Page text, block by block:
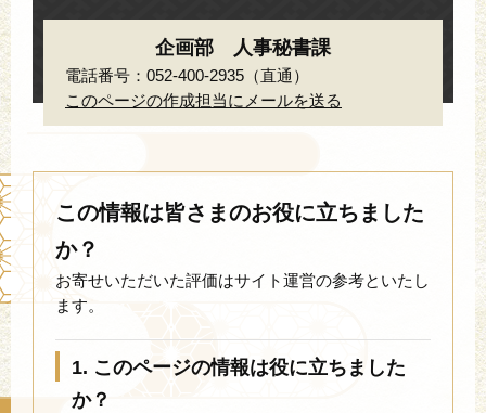
企画部 人事秘書課
電話番号：052-400-2935（直通）
このページの作成担当にメールを送る
この情報は皆さまのお役に立ちました
か？
お寄せいただいた評価はサイト運営の参考といたし
ます。
1. このページの情報は役に立ちました
か？